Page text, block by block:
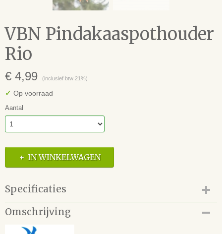
VBN Pindakaaspothouder
Rio
€ 4,99 (inclusief btw 21%)
✓ Op voorraad
Aantal
IN WINKELWAGEN
Specificaties
Productcode
82.120.943
EAN code
Omschrijving